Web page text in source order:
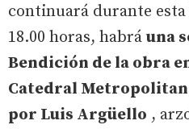
continuará durante
18.00 horas, habrá una
Bendición de la obra
Catedral
por Luis Argüello ,